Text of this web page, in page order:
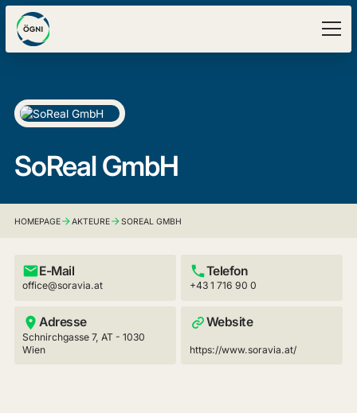
SoReal GmbH
HOMEPAGE AKTEURE SOREAL GMBH
E-Mail
office@soravia.at
Telefon
+43 1 716 90 0
Adresse
Schnirchgasse 7, AT - 1030
Wien
Website
https://www.soravia.at/